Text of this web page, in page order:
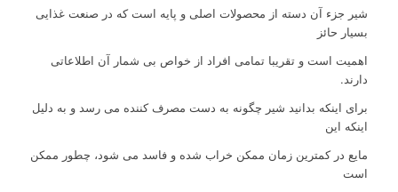
شیر جزء آن دسته از محصولات اصلی و پایه است که در صنعت غذایی
بسیار حائز
اهمیت است و تقریبا تمامی افراد از خواص بی شمار آن اطلاعاتی
دارند.
برای اینکه بدانید شیر چگونه به دست مصرف کننده می رسد و به دلیل
اینکه این
مایع در کمترین زمان ممکن خراب شده و فاسد می شود، چطور ممکن
است